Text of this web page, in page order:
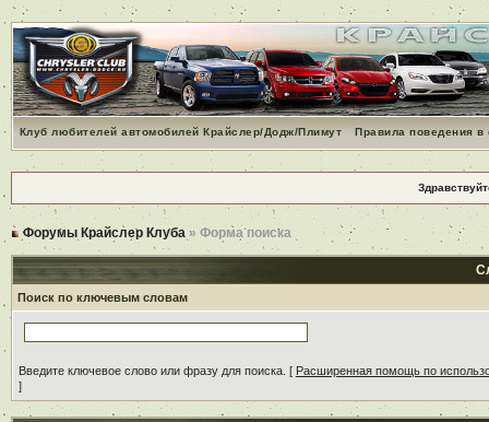
Клуб любителей автомобилей Крайслер/Додж/Плимут Правила поведения
Форумы Крайслер Клуба » Форма поиска
Поиск по ключевым словам
Введите ключевое слово или фразу для поиска. [ Расширенная помощь по
]